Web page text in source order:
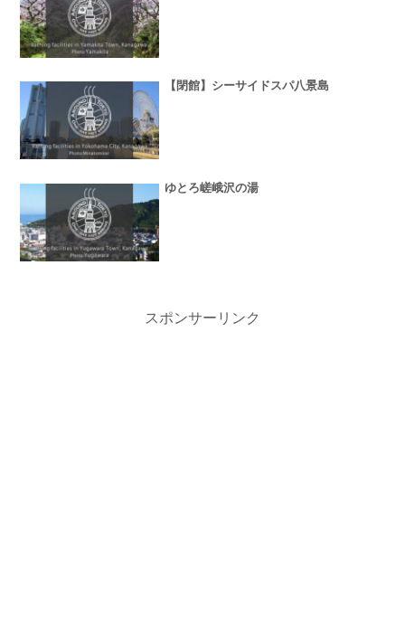
【閉館】シーサイドスパ八景島
ゆとろ嵯峨沢の湯
スポンサーリンク